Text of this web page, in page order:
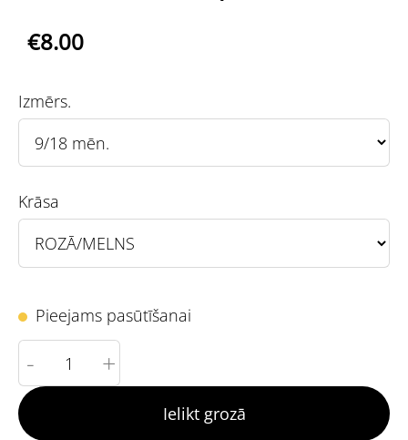
€8.00
Izmērs.
Krāsa
Pieejams pasūtīšanai
- +
Ielikt grozā